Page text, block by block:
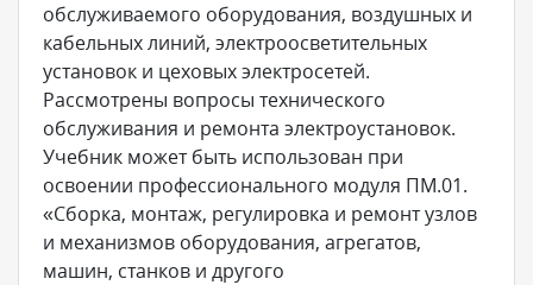
обслуживаемого оборудования, воздушных и
кабельных линий, электроосветительных
установок и цеховых электросетей.
Рассмотрены вопросы технического
обслуживания и ремонта электроустановок.
Учебник может быть использован при
освоении профессионального модуля ПМ.01.
«Сборка, монтаж, регулировка и ремонт узлов
и механизмов оборудования, агрегатов,
машин, станков и другого